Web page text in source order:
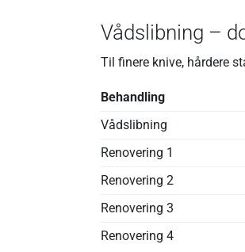
Vådslibning –
Til finere knive, hårdere
Behandling
Vådslibning
Renovering 1
Renovering 2
Renovering 3
Renovering 4